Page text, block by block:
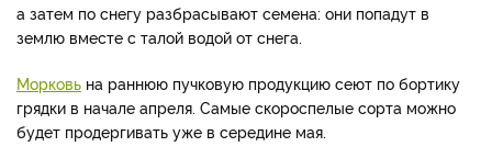
а затем по снегу разбрасывают семена: они попадут в
землю вместе с талой водой от снега.
Морковь на раннюю пучковую продукцию сеют по бортику
грядки в начале апреля. Самые скороспелые сорта можно
будет продергивать уже в середине мая.